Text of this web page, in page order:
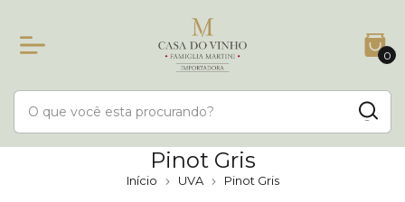
0
Pinot Gris
Início UVA Pinot Gris